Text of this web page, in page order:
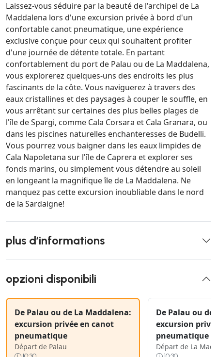
Laissez-vous séduire par la beauté de l'archipel de La
Maddalena lors d'une excursion privée à bord d'un
confortable canot pneumatique, une expérience
exclusive conçue pour ceux qui souhaitent profiter
d'une journée de détente totale. En partant
confortablement du port de Palau ou de La Maddalena,
vous explorerez quelques-uns des endroits les plus
fascinants de la côte. Vous naviguerez à travers des
eaux cristallines et des paysages à couper le souffle, en
vous arrêtant sur certaines des plus belles plages de
l'île de Spargi, comme Cala Corsara et Cala Granara, ou
dans les piscines naturelles enchanteresses de Budelli.
Vous pourrez vous baigner dans les eaux limpides de
Cala Napoletana sur l'île de Caprera et explorer ses
fonds marins, ou simplement vous détendre au soleil
en longeant la magnifique île de La Maddalena. Ne
manquez pas cette excursion inoubliable dans le nord
de la Sardaigne!
plus d’informations
opzioni disponibili
De Palau ou de La Maddalena:
excursion privée en canot
pneumatique
Départ de Palau
De Palau ou
excursion
pneumatique
Départ de La